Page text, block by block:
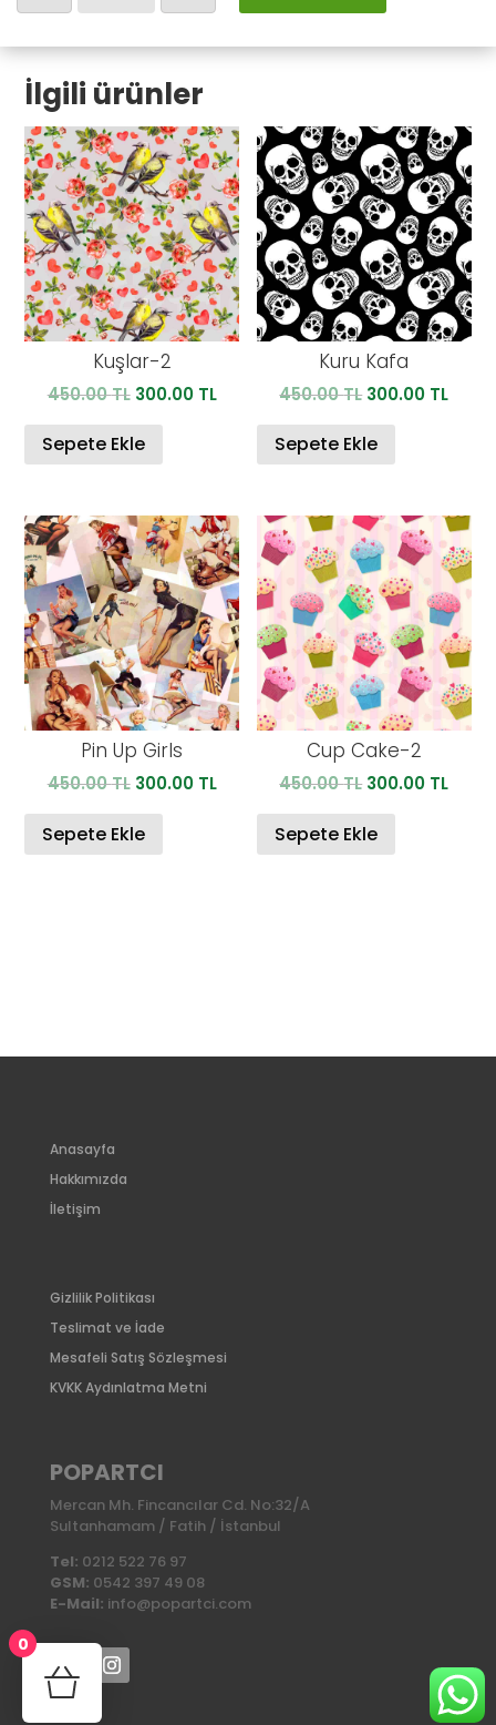
İlgili ürünler
Kuşlar-2
450.00TL Orijinal
450.00 TL.
300.00 TLŞu
300.00 TL.
Sepete Ekle
Kuru Kafa
450.00TL Orijinal
450.00 TL.
300.00 TLŞu
Sepete Ekle
Pin Up Girls
450.00TL Orijinal
450.00 TL.
300.00 TLŞu
300.00 TL.
Sepete Ekle
Cup Cake-2
450.00TL Orijinal
450.00 TL.
300.00 TLŞu
Sepete Ekle
Anasayfa
Hakkımızda
İletişim
Gizlilik Politikası
Teslimat ve İade
Mesafeli Satış Sözleşmesi
KVKK Aydınlatma Metni
POPARTCI
Mercan Mh. Fincancılar Cd. No:32/A
Sultanhamam / Fatih / İstanbul
Tel: 0212 522 76 97
GSM: 0542 397 49 08
E-Mail: info@popartci.com
0